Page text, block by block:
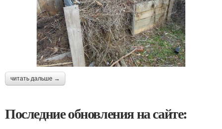
читать дальше →
Последние обновления на сайте: